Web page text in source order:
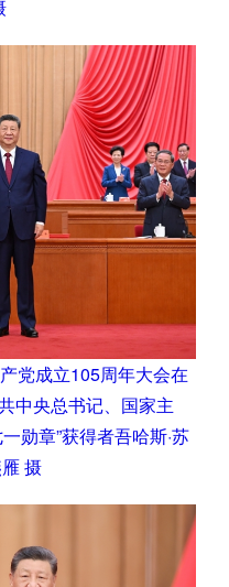
党成立105周年大会在
中央总书记、国家主
勋章”获得者吾哈斯·苏
摄